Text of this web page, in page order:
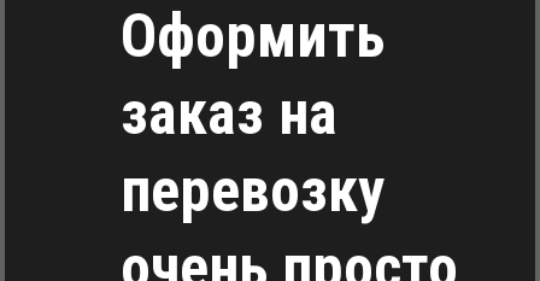
Оформить
заказ на
перевозку